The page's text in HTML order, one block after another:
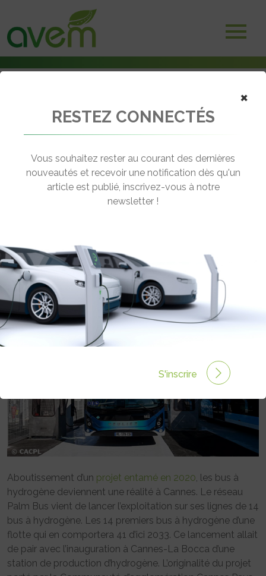
Cannes lance ses premiers bus à hydrogène
← Revenir aux actualités
À HYDROGÈNE
Rédigé par Emmanuel Maumon le 11 Juin 2026 à 10:00
1 commentaires
Aboutissement d’un projet entamé en 2020, les bus à
hydrogène deviennent une réalité à Cannes. Le réseau
Palm Bus vient de lancer l’exploitation sur ses lignes de 14
bus à hydrogène. Les 14 premiers bus à hydrogène d’une
flotte qui en comportera 41 d’ici 2033. Ce lancement allait
de pair avec l’inauguration à Cannes-La Bocca d’une
station de production d’hydrogène. L’originalité du projet
×
RESTEZ CONNECTÉS
Vous souhaitez rester au courant des dernières
nouveautés et recevoir une notification dès qu'un
article est publié, inscrivez-vous à notre
newsletter !
S'inscrire